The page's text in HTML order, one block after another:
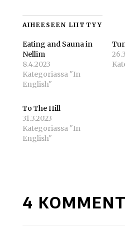
AIHEESEEN LIITTYY
Eating and Sauna in
Nellim
8.4.2023
Kategoriassa "In
English"
To The Hill
31.3.2023
Kategoriassa "In
English"
4